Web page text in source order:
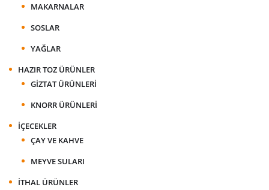
MAKARNALAR
SOSLAR
YAĞLAR
HAZIR TOZ ÜRÜNLER
GIZTAT ÜRÜNLERI
KNORR ÜRÜNLERI
İÇECEKLER
ÇAY VE KAHVE
MEYVE SULARI
İTHAL ÜRÜNLER